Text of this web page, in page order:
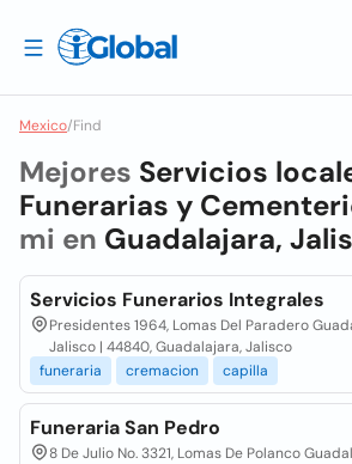
Mexico/Find
Mejores Servicios
Funerarias y
mi en Guadalajara,
Servicios Funerarios Integrales
Presidentes 1964, Lomas Del Paradero
Jalisco | 44840, Guadalajara, Jalisco
funeraria
cremacion capilla
Funeraria San Pedro
8 De Julio No. 3321, Lomas De Polanco